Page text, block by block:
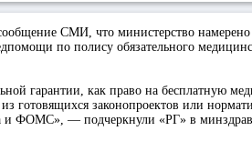
СМИ, что министерство
по полису обязательного
гарантии, как право на бесплатную
готовящихся законопроектов или
и ФОМС», — подчеркнули «РГ» в